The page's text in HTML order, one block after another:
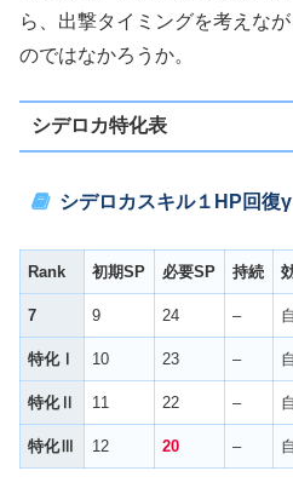
ら、出撃タイミングを考えな
のではなかろうか。
シデロカ特化表
シデロカスキル１HP回復γ
Rank 初期SP 必要SP 持続
7 9 24 –
特化Ⅰ 10 23 –
特化Ⅱ 11 22 –
特化Ⅲ 12 20 –